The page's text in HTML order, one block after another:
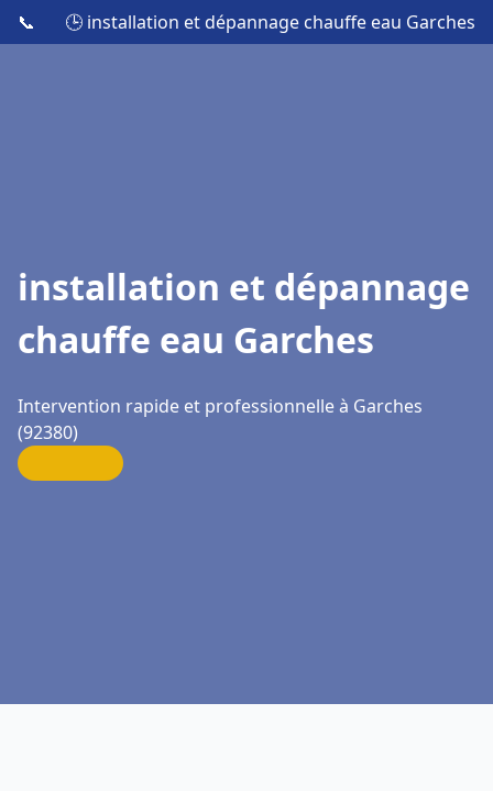
📞 🕒 installation et dépannage chauffe eau Garches
installation et dépannage
chauffe eau Garches
Intervention rapide et professionnelle à Garches
(92380)